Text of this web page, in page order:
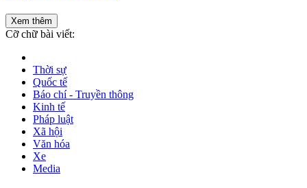
Xem thêm
Cỡ chữ bài viết:
Thời sự
Quốc tế
Báo chí - Truyền thông
Kinh tế
Pháp luật
Xã hội
Văn hóa
Xe
Media